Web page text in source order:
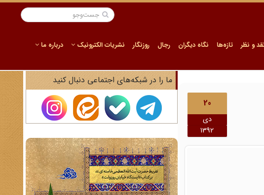
و نظر تازه‌ها نگاه دیگران رجال روزنگار نشریات الکترونیک درباره ما
20
دی
1392
ما را در شبکه‌های اجتماعی دنبال کنید